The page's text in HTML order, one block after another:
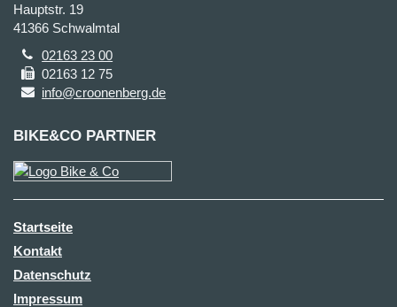
Hauptstr. 19
41366 Schwalmtal
02163 23 00
02163 12 75
info@croonenberg.de
BIKE&CO PARTNER
Startseite
Kontakt
Datenschutz
Impressum